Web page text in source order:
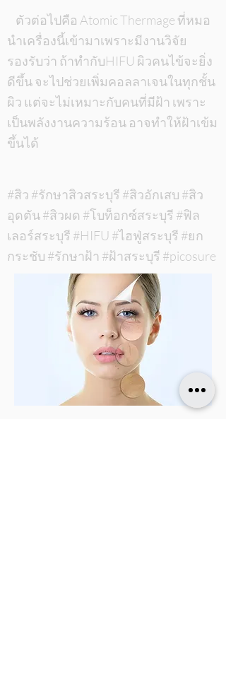
ตัวต่อไปคือ Atomic Thermage ที่หมอ
นำเครื่องนี้เข้ามาเพราะมีงานวิจัย
รองรับว่า ถ้าทำกับHIFU ผิวคนไข้จะยิ่ง
ดีขึ้น จะไปช่วยเพิ่มคอลลาเจนในทุกชั้น
ผิว แต่จะไม่เหมาะกับคนที่มีฝ้า เพราะ
เป็นพลังงานความร้อน อาจทำให้ฝ้าเข้ม
ขึ้นได้
#สิว #รักษาสิวสระบุรี #สิวอักเสบ #สิว
อุดตัน #สิวผด #โบท็อกซ์สระบุรี #ฟิล
เลอร์สระบุรี #HIFU #ไฮฟู่สระบุรี #ยก
กระชับ #รักษาฝ้า #ฝ้าสระบุรี #picosure